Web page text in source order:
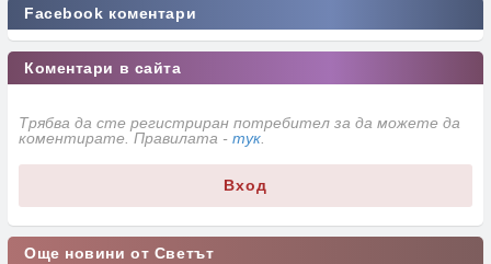
Facebook коментари
Коментари в сайта
Трябва да сте регистриран потребител за да можете да
коментирате. Правилата - тук
Вход
Още новини от Светът